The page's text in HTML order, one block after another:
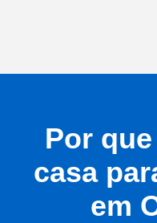
Por
casa
em